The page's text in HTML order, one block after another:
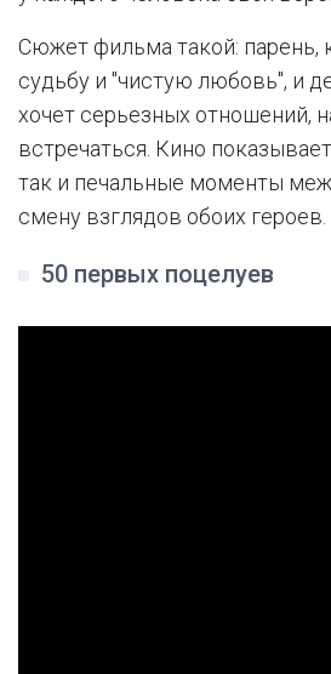
Сюжет фильма такой: парень,
судьбу и "чистую любовь", и
хочет серьезных отношений,
встречаться. Кино
так и печальные моменты
смену взглядов обоих героев.
50 первых поцелуев